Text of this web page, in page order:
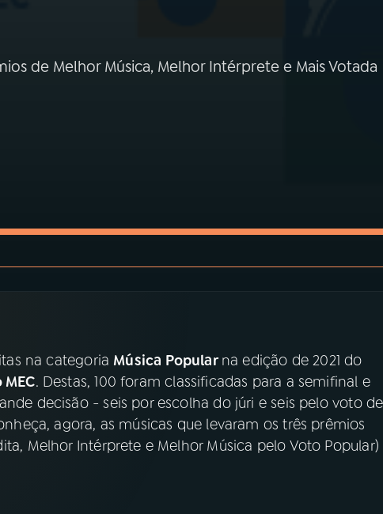
de Melhor Música, Melhor Intérprete e Mais Votada
na categoria Música Popularna edição de 2021 do
. Destas, 100 foram classificadas para a semifinal e
decisão - seis por escolha do júri e seis pelo voto de
agora, as músicas que levaram os três prêmios
Melhor Intérprete e Melhor Música pelo Voto Popular)